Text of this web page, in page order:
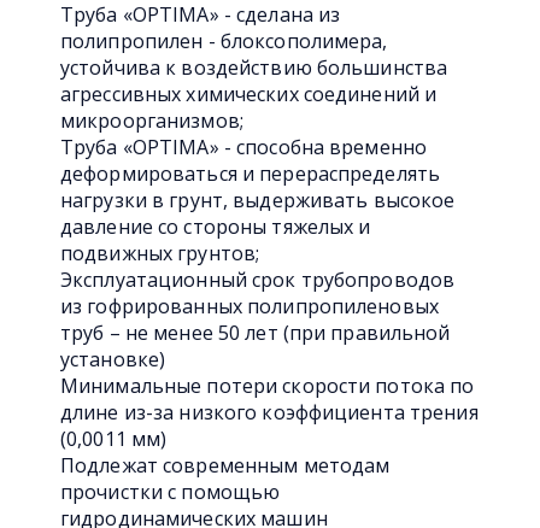
Труба «OPTIMA» - сделана из
полипропилен - блоксополимера,
устойчива к воздействию большинства
агрессивных химических соединений и
микроорганизмов;
Труба «OPTIMA» - способна временно
деформироваться и перераспределять
нагрузки в грунт, выдерживать высокое
давление со стороны тяжелых и
подвижных грунтов;
Эксплуатационный срок трубопроводов
из гофрированных полипропиленовых
труб – не менее 50 лет (при правильной
установке)
Минимальные потери скорости потока по
длине из-за низкого коэффициента трения
(0,0011 мм)
Подлежат современным методам
прочистки с помощью
гидродинамических машин